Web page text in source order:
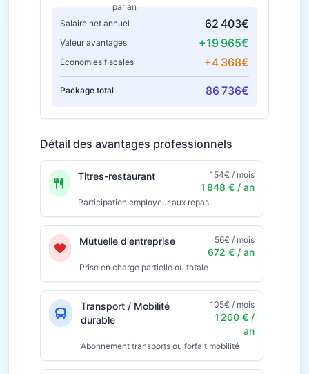
par an
Salaire net annuel
62 403€
Valeur avantages +19 965€
Économies fiscales +4 368€
Package total 86 736€
Détail des avantages professionnels
Titres-restaurant 154€ / mois
1 848 € / an
Participation employeur aux repas
Mutuelle d'entreprise 56€ / mois
672 € / an
Prise en charge partielle ou totale
Transport / Mobilité
durable
105€ / mois
1 260 € /
an
Abonnement transports ou forfait mobilité